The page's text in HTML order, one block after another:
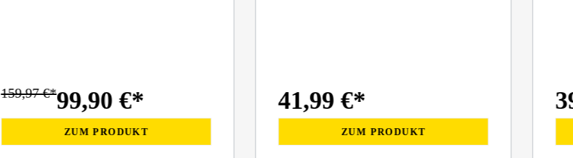
99,90 €*
159,97 €*
ZUM PRODUKT
41,99 €*
ZUM PRODUKT